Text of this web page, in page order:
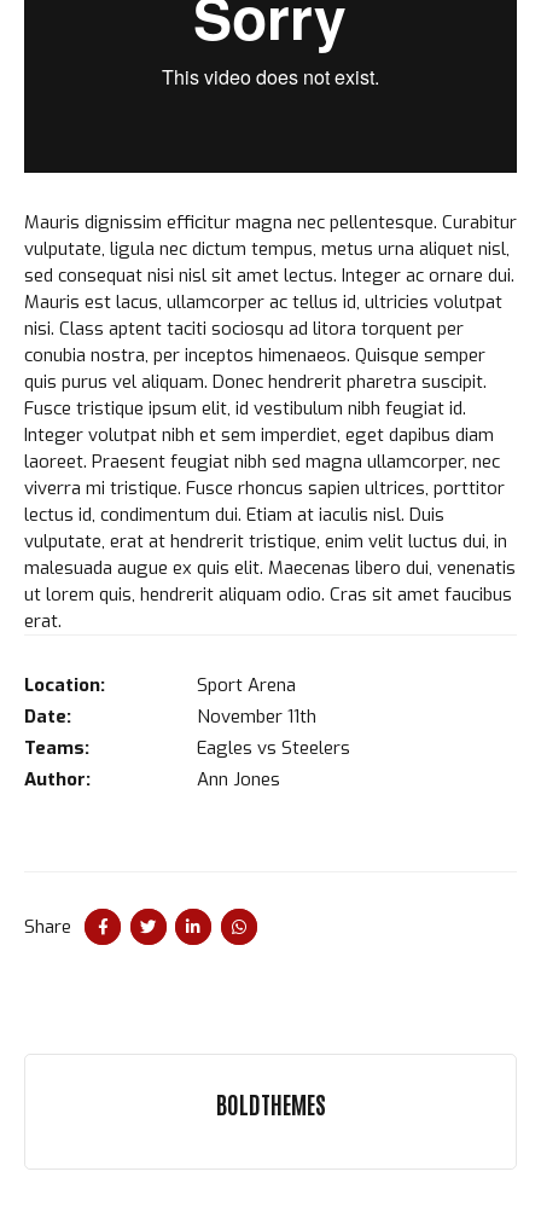
Location:
Sport Arena
Date:
November 11th
Teams:
Eagles vs Steelers
Author:
Ann Jones
Mauris dignissim efficitur magna nec pellentesque. Curabitur
vulputate, ligula nec dictum tempus, metus urna aliquet nisl,
sed consequat nisi nisl sit amet lectus. Integer ac ornare dui.
Mauris est lacus, ullamcorper ac tellus id, ultricies volutpat
nisi. Class aptent taciti sociosqu ad litora torquent per
conubia nostra, per inceptos himenaeos. Quisque semper
quis purus vel aliquam. Donec hendrerit pharetra suscipit.
Fusce tristique ipsum elit, id vestibulum nibh feugiat id.
Integer volutpat nibh et sem imperdiet, eget dapibus diam
laoreet. Praesent feugiat nibh sed magna ullamcorper, nec
viverra mi tristique. Fusce rhoncus sapien ultrices, porttitor
lectus id, condimentum dui. Etiam at iaculis nisl. Duis
vulputate, erat at hendrerit tristique, enim velit luctus dui, in
malesuada augue ex quis elit. Maecenas libero dui, venenatis
ut lorem quis, hendrerit aliquam odio. Cras sit amet faucibus
erat.
Share
BOLDTHEMES